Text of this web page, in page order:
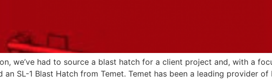
we’ve had to source a blast hatch for a client project and, with a
an SL-1 Blast Hatch from Temet. Temet has been a leading provider